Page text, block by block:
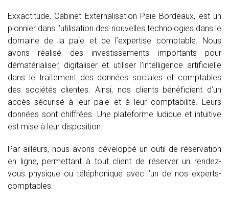
Exxactitude, Cabinet Externalisation Paie Bordeaux, est un
pionnier dans l’utilisation des nouvelles technologies dans le
domaine de la paie et de l’expertise comptable. Nous
avons réalisé des investissements importants pour
dématérialiser, digitaliser et utiliser l’intelligence artificielle
dans le traitement des données sociales et comptables
des sociétés clientes. Ainsi, nos clients bénéficient d’un
accès sécurisé à leur paie et à leur comptabilité. Leurs
données sont chiffrées. Une plateforme ludique et intuitive
est mise à leur disposition.
Par ailleurs, nous avons développé un outil de réservation
en ligne, permettant à tout client de réserver un rendez-
vous physique ou téléphonique avec l’un de nos experts-
comptables.